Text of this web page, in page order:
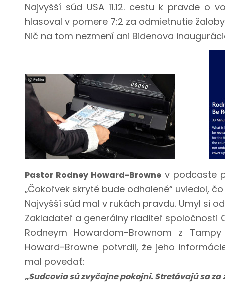
Najvyšší súd USA 11.12. cestu k pravde
hlasoval v pomere 7:2 za odmietnutie
Nič na tom nezmení ani Bidenova
Pastor Rodney Howard-Browne v podcaste
„Čokoľvek skryté bude odhalené“ uviedol,
Najvyšší súd mal v rukách pravdu. Umyl si
Zakladateľ a generálny riaditeľ spoločnosti
Rodneym Howardom-Brownom z
Howard-Browne potvrdil, že jeho
mal povedať:
„Sudcovia sú zvyčajne pokojní. Stretávajú sa